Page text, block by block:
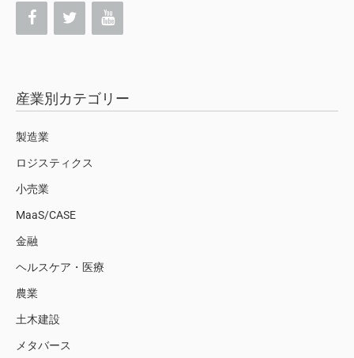
産業別カテゴリー
製造業
ロジスティクス
小売業
MaaS/CASE
金融
ヘルスケア・医療
農業
土木建設
メタバース